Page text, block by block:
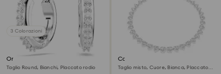
3 Colorazioni
Orecchini a cerchio Matrix
Taglio Round, Bianchi, Placcato rodio
Collana Ariana Grande x
Swarovski
Taglio misto, Cuore, Bianca, Placcato